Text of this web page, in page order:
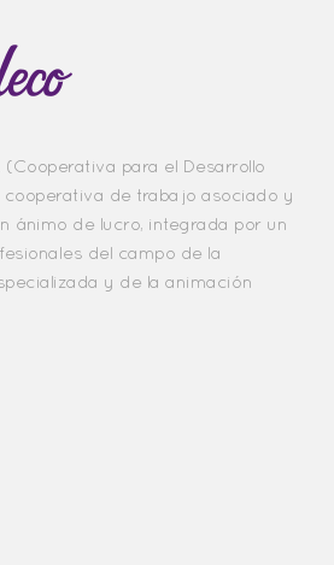
(Cooperativa para el Desarrollo
de trabajo asociado y
ánimo de lucro, integrada por un
del campo de la
y de la animación